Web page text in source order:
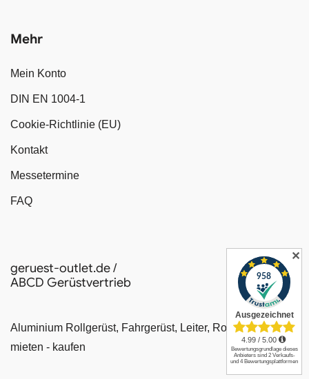
Mehr
Mein Konto
DIN EN 1004-1
Cookie-Richtlinie (EU)
Kontakt
Messetermine
FAQ
geruest-outlet.de /
ABCD Gerüstvertrieb
Aluminium Rollgerüst, Fahrgerüst, Leiter, Rollrüstung
mieten - kaufen
✕